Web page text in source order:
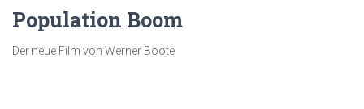
Population Boom
Der neue Film von Werner Boote